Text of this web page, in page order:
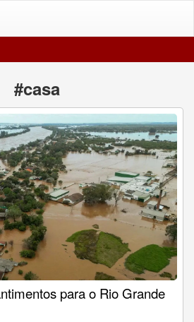
#casa
para o Rio Grande